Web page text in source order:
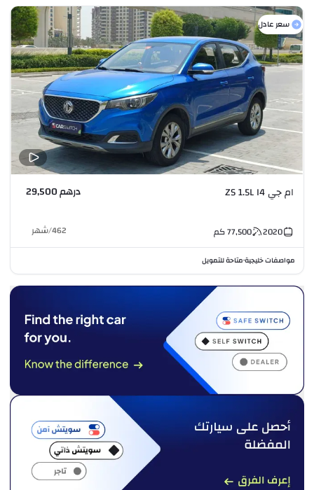
سعر عادل
ام جي ZS 1.5L I4 درهم 29,500
2020
77,500كم 462
/شهر
مواصفات خليجية•متاحة للتمويل